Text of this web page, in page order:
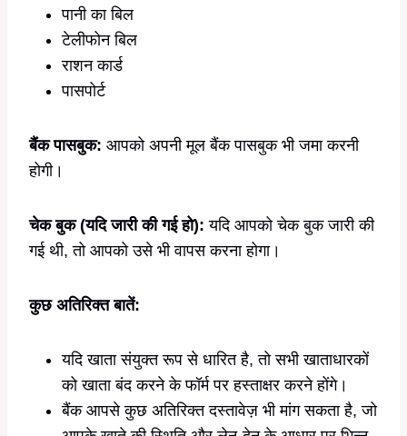
पानी का बिल
टेलीफोन बिल
राशन कार्ड
पासपोर्ट
बैंक पासबुक: आपको अपनी मूल बैंक पासबुक भी जमा करनी
होगी।
चेक बुक (यदि जारी की गई हो): यदि आपको चेक बुक जारी की
गई थी, तो आपको उसे भी वापस करना होगा।
कुछ अतिरिक्त बातें:
यदि खाता संयुक्त रूप से धारित है, तो सभी खाताधारकों
को खाता बंद करने के फॉर्म पर हस्ताक्षर करने होंगे।
बैंक आपसे कुछ अतिरिक्त दस्तावेज़ भी मांग सकता है, जो